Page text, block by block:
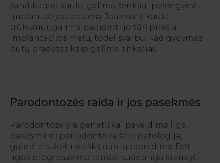
žandikaulio kaulo, galima ženkliai pelengvinti
implantacijos procesą. Jau esant kaulo
trūkumui, galima padidinti jo tūrį prieš ar
implantacijos metu, todėl svarbu, kad gydymas
būtų pradėtas kaip galima anksčiau.
Parodontozės raida ir jos pasekmės
Parodontozė yra genetiškai paveldima liga,
pasižyminti periodonto raiščio patologija,
galinčia sukelti visišką dantų praradimą. Dėl
ligos progresavimo tampa sudėtinga kramtyti,